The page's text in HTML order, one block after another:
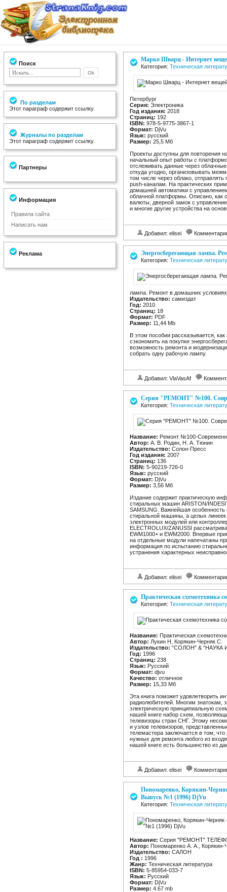
Поиск
По разделам
Этот параграф содержит ссылку.
Журналы по разделам
Этот параграф содержит ссылку.
Партнеры
Информация
Правила сайта
Написать нам
Реклама
Марко Шварц - Интернет
Категория: Техническая
Петербург
Серия: Электроника
Год издания: 2018
Страниц: 192
ISBN: 978-5-9775-3867-1
Формат: DjVu
Язык: русский
Размер: 25,5 Мб
Проекты доступны для повторения
начальный опыт работы с
отслеживать данные через
откуда угодно, организовывать
том числе через облако,
push-каналам. На практических
домашней автоматики с
облачной платформы. Описано, как
валюты, дверной замок с
и многие другие устройства на
Добавил: elisei
Энергосберегающая лампа.
Категория: Техническая
лампа. Ремонт в домашних условиях
Издательство: самиздат
Год: 2010
Страниц: 18
Формат: PDF
Размер: 11,44 Mb
В этом пособии рассказывается,
сэкономить на покупке
возможность ремонта и
собрать одну рабочую лампу.
Добавил: VlaVasAf
Серия "РЕМОНТ" №100.
Категория: Техническая
Название: Ремонт №100-
Автор: А. В. Родин, Н. А. Тюнин
Издательство: Солон-Пресс
Год издания: 2007
Страниц: 136
ISBN: 5-90219-726-0
Язык: русский
Формат: DjVu
Размер: 3,56 Мб
Издание содержит практическую
стиральных машин ARISTON/
SAMSUNG. Важнейшая особенность
стиральной машины, а целых
электронных модулей или
ELECTROLUX/ZANUSSI
EWM1000+ и EWM2000. Впервые
на отдельные модули напечатаны
информация по испытанию
устранения характерных
Добавил: elisei
Практическая схемотехника
Категория: Техническая
Название: Практическая
Автор: Лукин Н, Корякин-Черняк С.
Издательство: “СОЛОН” & “НАУКА
Год: 1996
Страниц: 238
Язык: Русский
Формат: djvu
Качество: отличное
Размер: 15,33 Mб
Эта книга поможет удовлетворить
радиолюбителей. Многим знатокам,
электрическую принципиальную
нашей книге набор схем,
телевизоры стран СНГ. Этому
и узлов телевизоров,
телемастера заключается в том,
нужных для ремонта любого из
нашей книге есть большинство из
Добавил: elisei
Пономаренко, Корякин-
Выпуск №1 (1996) DjVu
Категория: Техническая
Название: Серия "РЕМОНТ"
Автор: Пономаренко А. А., Корякин-
Издательство: САЛОН
Год : 1996
Жанр: Техническая литература
ISBN: 5-85954-033-7
Язык: Русский
Формат: DjVu
Размер: 4.67 mb